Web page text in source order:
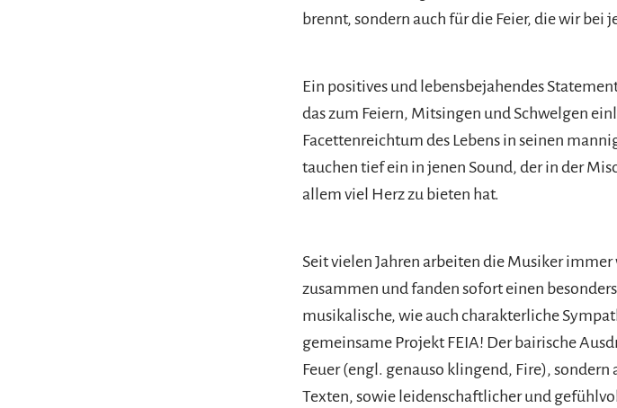
brennt, sondern auch für die Feier, die wir bei
Ein positives und lebensbejahendes
das zum Feiern, Mitsingen und Schwelgen
Facettenreichtum des Lebens in seinen
tauchen tief ein in jenen Sound, der in der
allem viel Herz zu bieten hat.
Seit vielen Jahren arbeiten die Musiker
zusammen und fanden sofort einen
musikalische, wie auch charakterliche
gemeinsame Projekt FEIA! Der bairische
Feuer (engl. genauso klingend, Fire),
Texten, sowie leidenschaftlicher und